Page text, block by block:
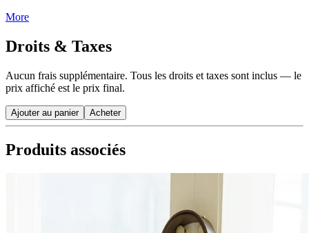
More
Droits & Taxes
Aucun frais supplémentaire. Tous les droits et taxes sont inclus — le
prix affiché est le prix final.
Ajouter au panier Acheter
Produits associés